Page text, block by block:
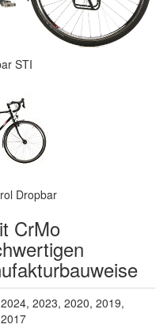
STI
Dropbar
CrMo
2023, 2020, 2019,